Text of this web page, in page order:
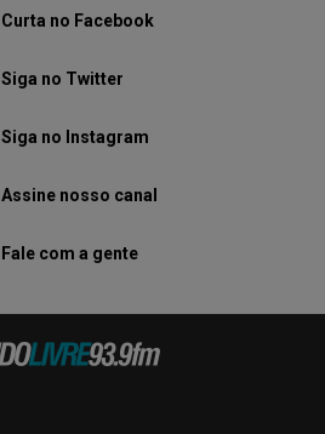
Curta no Facebook
Siga no Twitter
Siga no Instagram
Assine nosso canal
Fale com a gente